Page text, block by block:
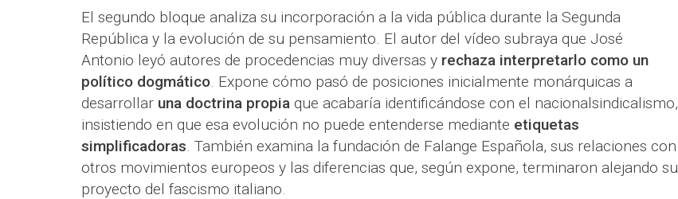
El segundo bloque analiza su incorporación a la vida pública durante la Segunda
República y la evolución de su pensamiento. El autor del vídeo subraya que José
Antonio leyó autores de procedencias muy diversas y rechaza interpretarlo como un
político dogmático. Expone cómo pasó de posiciones inicialmente monárquicas a
desarrollar una doctrina propia que acabaría identificándose con el nacionalsindicalismo,
insistiendo en que esa evolución no puede entenderse mediante etiquetas
simplificadoras. También examina la fundación de Falange Española, sus relaciones con
otros movimientos europeos y las diferencias que, según expone, terminaron alejando su
proyecto del fascismo italiano.